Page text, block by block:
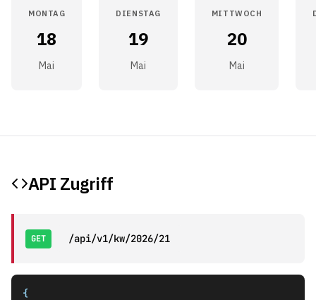
MONTAG
18
Mai
DIENSTAG
19
Mai
MITTWOCH
20
Mai
API Zugriff
GET /api/v1/kw/2026/21
{